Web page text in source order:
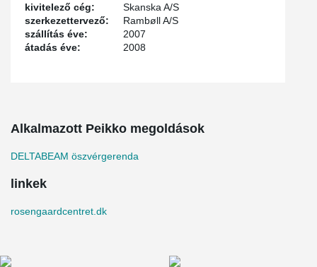
kivitelező cég:
Skanska A/S
szerkezettervező:
Rambøll A/S
szállítás éve:
2007
átadás éve:
2008
Alkalmazott Peikko megoldások
DELTABEAM öszvérgerenda
linkek
rosengaardcentret.dk